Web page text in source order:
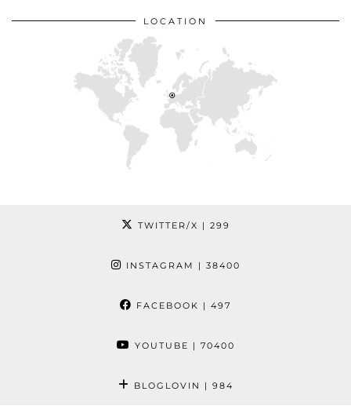
LOCATION
TWITTER/X | 299
INSTAGRAM | 38400
FACEBOOK | 497
YOUTUBE | 70400
BLOGLOVIN | 984